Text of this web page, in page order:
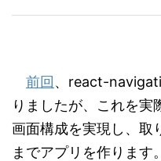
前回 、react-
りましたが、これを実
画面構成を実現し、取
までアプリを作ります